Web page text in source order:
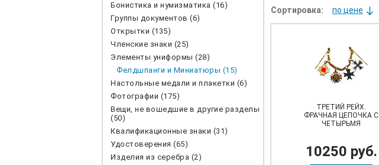
Бонистика и нумизматика (16)
Группы документов (6)
Открытки (135)
Членские знаки (25)
Элементы униформы (28)
Фелдшпанги и Миниатюры (15)
Настольные медали и плакетки (6)
Фотографии (175)
Вещи, не вошедшие в другие разделы
(50)
Квалификационные знаки (31)
Удостоверения (65)
Изделия из серебра (2)
Сортировка: по цене
ТРЕТИЙ РЕЙХ.
ФРАЧНАЯ ЦЕПОЧКА С
ЧЕТЫРЬМЯ
10250 руб.